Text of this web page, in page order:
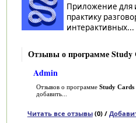
Приложение для
практику
интерактивных...
Отзывы о программе Study
Admin
Отзывов о программе Study Cards
добавить...
Читать все отзывы(0) /